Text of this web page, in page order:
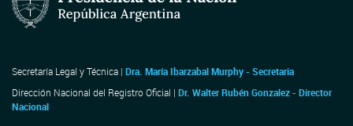
Secretaría Legal y Técnica | Dra. María Ibarzabal Murphy - Secretaria
Dirección Nacional del Registro Oficial | Dr. Walter Rubén Gonzalez - Director
Nacional